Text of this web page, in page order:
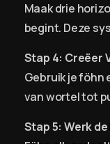
Maak drie
begint. Deze
Stap 4: Creëer
Gebruik je föhn
van wortel tot
Stap 5: Werk